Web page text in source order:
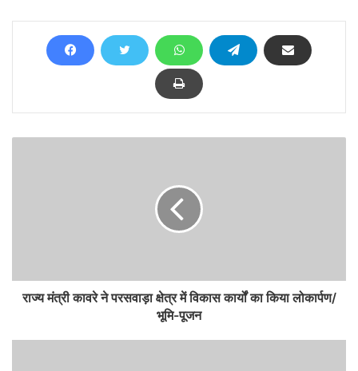
राज्य मंत्री कावरे ने परसवाड़ा क्षेत्र में विकास कार्यों का किया लोकार्पण/
भूमि-पूजन